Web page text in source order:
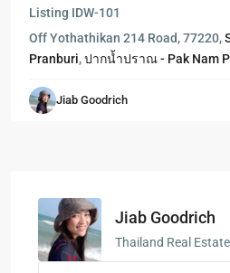
Listing IDW-101
Off Yothathikan 214 Road, 77220,
Pranburi,ปากน้ำปราณ - Pak Nam
Jiab Goodrich
Jiab Goodrich
Thailand Real